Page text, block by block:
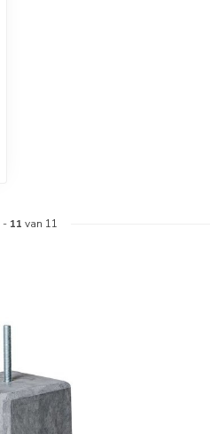
- 11 van 11